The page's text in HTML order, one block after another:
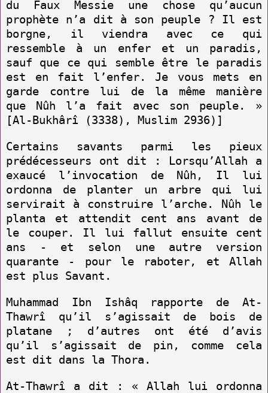
du Faux Messie une chose qu’aucun
prophète n’a dit à son peuple ? Il est
borgne, il viendra avec ce qui
ressemble à un enfer et un paradis,
sauf que ce qui semble être le paradis
est en fait l’enfer. Je vous mets en
garde contre lui de la même manière
que Nûh l’a fait avec son peuple. »
[Al-Bukhârî (3338), Muslim 2936)]
Certains savants parmi les pieux
prédécesseurs ont dit : Lorsqu’Allah a
exaucé l’invocation de Nûh, Il lui
ordonna de plan­ter un arbre qui lui
servirait à construire l’arche. Nûh le
planta et attendit cent ans avant de
le couper. Il lui fallut ensuite cent
ans - et selon une autre version
quarante - pour le raboter, et Allah
est plus Savant.
Muhammad Ibn Ishâq rapporte de At-
Thawrî qu’il s’agissait de bois de
platane ; d’autres ont été d’avis
qu’il s’agissait de pin, comme cela
est dit dans la Thora.
At-Thawrî a dit : « Allah lui ordonna